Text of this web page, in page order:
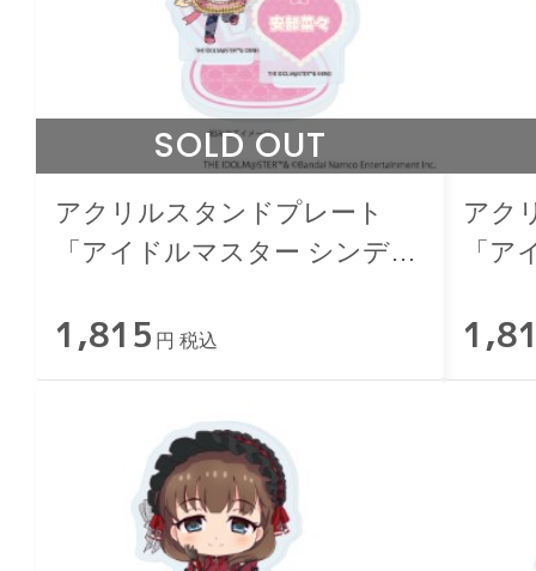
SOLD OUT
アクリルスタンドプレート
「アイドルマスター シンデレ
憐ver.
1,815 円 税込
アク
「
可憐